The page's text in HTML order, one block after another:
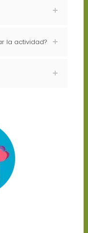
la actividad?